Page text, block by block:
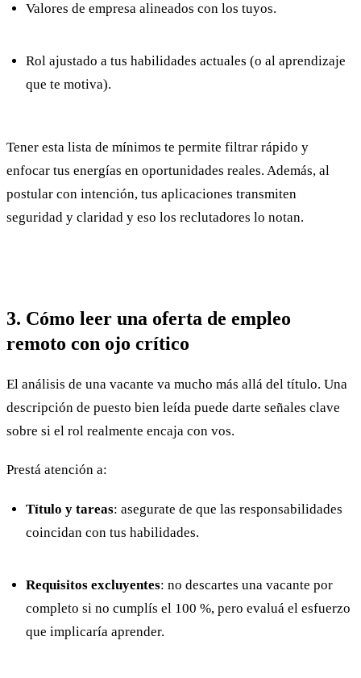
Valores de empresa alineados con los tuyos.
Rol ajustado a tus habilidades actuales (o al aprendizaje
que te motiva).
Tener esta lista de mínimos te permite filtrar rápido y
enfocar tus energías en oportunidades reales. Además, al
postular con intención, tus aplicaciones transmiten
seguridad y claridad y eso los reclutadores lo notan.
3. Cómo leer una oferta de empleo
remoto con ojo crítico
El análisis de una vacante va mucho más allá del título. Una
descripción de puesto bien leída puede darte señales clave
sobre si el rol realmente encaja con vos.
Prestá atención a:
Título y tareas: asegurate de que las responsabilidades
coincidan con tus habilidades.
Requisitos excluyentes: no descartes una vacante por
completo si no cumplís el 100 %, pero evaluá el esfuerzo
que implicaría aprender.